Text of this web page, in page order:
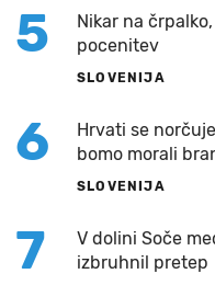
5
Nikar na
pocenitev
SLOVENIJA
6
Hrvati se
bomo morali
SLOVENIJA
7
V dolini Soče
izbruhnil pretep